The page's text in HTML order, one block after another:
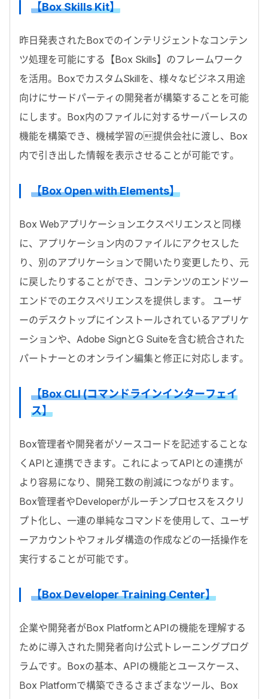
【Box Skills Kit】
昨日発表されたBoxでのインテリジェントなコンテン
ツ処理を可能にする【Box Skills】のフレームワーク
を活用。BoxでカスタムSkillを、様々なビジネス用途
向けにサードパーティの開発者が構築することを可能
にします。Box内のファイルに対するサーバーレスの
機能を構築でき、機械学習の提供会社に渡し、Box
内で引き出した情報を表示させることが可能です。
【Box Open with Elements】
Box Webアプリケーションエクスペリエンスと同様
に、アプリケーション内のファイルにアクセスした
り、別のアプリケーションで開いたり変更したり、元
に戻したりすることができ、コンテンツのエンドツー
エンドでのエクスペリエンスを提供します。 ユーザ
ーのデスクトップにインストールされているアプリケ
ーションや、Adobe SignとG Suiteを含む統合された
パートナーとのオンライン編集と修正に対応します。
【Box CLI (コマンドラインインターフェイ
ス】
Box管理者や開発者がソースコードを記述することな
くAPIと連携できます。これによってAPIとの連携が
より容易になり、開発工数の削減につながります。
Box管理者やDeveloperがルーチンプロセスをスクリ
プト化し、一連の単純なコマンドを使用して、ユーザ
ーアカウントやフォルダ構造の作成などの一括操作を
実行することが可能です。
【Box Developer Training Center】
企業や開発者がBox PlatformとAPIの機能を理解する
ために導入された開発者向け公式トレーニングプログ
ラムです。Boxの基本、APIの機能とユースケース、
Box Platformで構築できるさまざまなツール、Box